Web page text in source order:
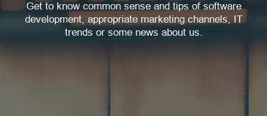
Get to know common sense and tips of software
development, appropriate marketing channels, IT
trends or some news about us.